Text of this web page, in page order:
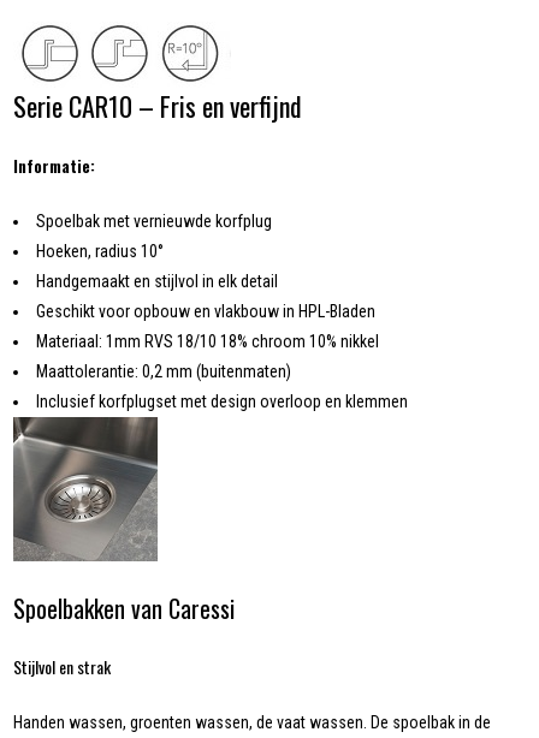
Serie CAR10 – Fris en verfijnd
Informatie:
Spoelbak met vernieuwde korfplug
Hoeken, radius 10°
Handgemaakt en stijlvol in elk detail
Geschikt voor opbouw en vlakbouw in HPL-Bladen
Materiaal: 1mm RVS 18/10 18% chroom 10% nikkel
Maattolerantie: 0,2 mm (buitenmaten)
Inclusief korfplugset met design overloop en klemmen
Spoelbakken van Caressi
Stijlvol en strak
Handen wassen, groenten wassen, de vaat wassen. De spoelbak in de